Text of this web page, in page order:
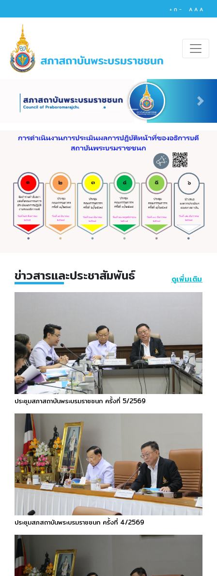
+ ก - A A A
Previous
ข่าวสารและประชาสัมพันธ์ ดูเพิ่มเติม
ประชุมสภาสถาบันพระบรมราชชนก ครั้งที่ 5/2569
ประชุมสภสถาบันพระบรมราชชนก ครั้งที่ 4/2569